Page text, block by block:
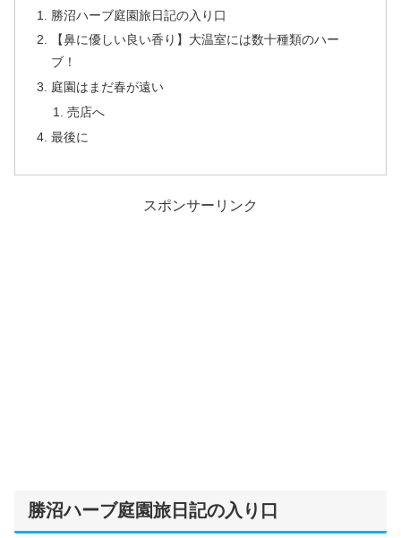
勝沼ハーブ庭園旅日記の入り口
【鼻に優しい良い香り】大温室には数十種類のハー
ブ！
庭園はまだ春が遠い
売店へ
最後に
スポンサーリンク
勝沼ハーブ庭園旅日記の入り口